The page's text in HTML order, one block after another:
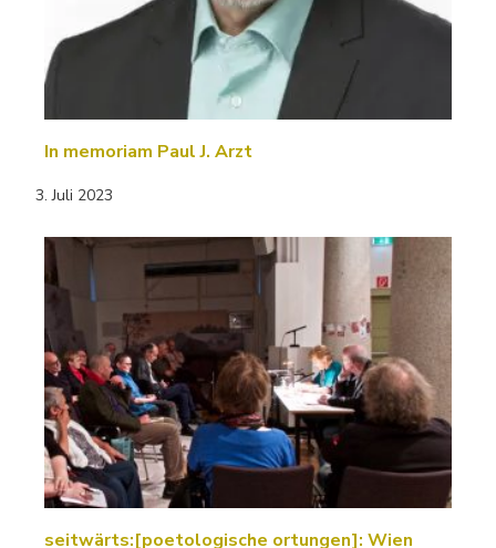
In memoriam Paul J. Arzt
3. Juli 2023
seitwärts:[poetologische ortungen]: Wien